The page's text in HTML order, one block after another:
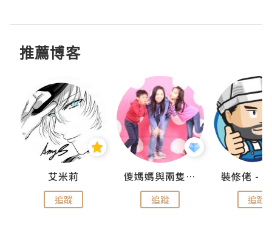
推薦博客
艾米莉
追蹤
儍媽媽與兩隻小魔怪之家
追蹤 追蹤